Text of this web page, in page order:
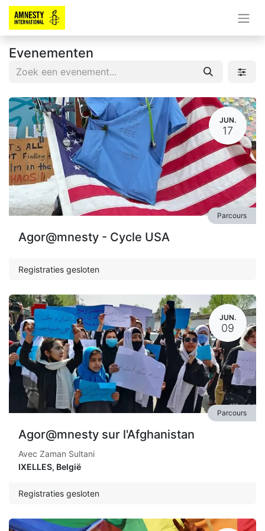
Evenementen
JUN.
17
Agor@mnesty - Cycle USA
Parcours
Registraties gesloten
JUN.
09
Agor@mnesty sur l'Afghanistan
Avec Zaman Sultani
Parcours
IXELLES, België
Registraties gesloten